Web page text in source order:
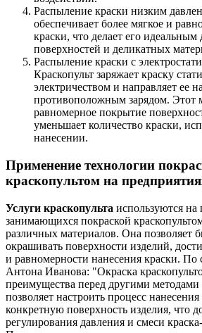
Распыление краски низким
обеспечивает более мягкое и
краски, что делает его
поверхностей и деликатных
Распыление краски с
Краскопульт заряжает краску
электричеством и направляет ее
противоположным зарядом. Этот
равномерное покрытие
уменьшает количество краски,
нанесении.
Применение технологии
краскопультом на
Услуги краскопульта используются на
занимающихся покраской
различных материалов. Она позволяет
окрашивать поверхности изделий,
и равномерности нанесения краски. По
Антона Иванова: "Окраска
преимущества перед другими
позволяет настроить процесс
конкретную поверхность изделия, что
регулирования давления и смеси